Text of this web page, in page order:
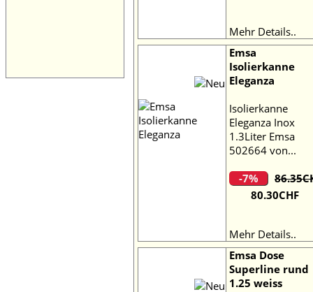
Mehr Details..
Emsa
Isolierkanne
Eleganza
Isolierkanne
Eleganza Inox
1.3Liter Emsa
502664 von...
-7%
80.30CHF
Mehr Details..
Emsa Dose
Superline rund
1.25 weiss